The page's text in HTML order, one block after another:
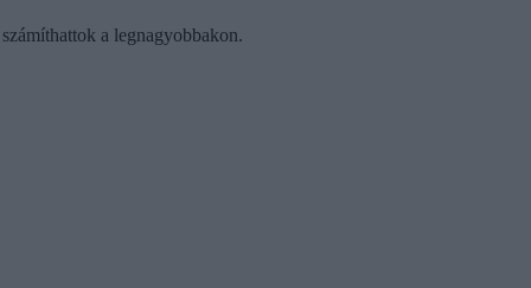
a legnagyobbakon.